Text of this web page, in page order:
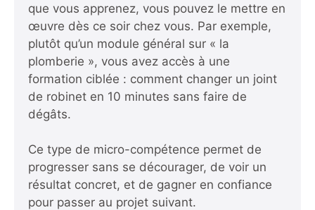
que vous apprenez, vous pouvez le mettre en
œuvre dès ce soir chez vous. Par exemple,
plutôt qu’un module général sur « la
plomberie », vous avez accès à une
formation ciblée : comment changer un joint
de robinet en 10 minutes sans faire de
dégâts.
Ce type de micro-compétence permet de
progresser sans se décourager, de voir un
résultat concret, et de gagner en confiance
pour passer au projet suivant.